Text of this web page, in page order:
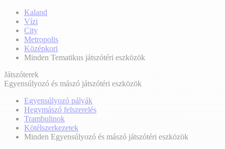
Kaland
Vízi
City
Metropolis
Középkori
Minden Tematikus játszótéri eszközök
Játszóterek
Egyensúlyozó és mászó játszótéri eszközök
Egyensúlyozó pályák
Hegymászó felszerelés
Trambulinok
Kötélszerkezetek
Minden Egyensúlyozó és mászó játszótéri eszközök